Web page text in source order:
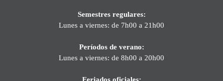
Semestres regulares:
Lunes a viernes: de 7h00 a 21h00
Períodos de verano:
Lunes a viernes: de 8h00 a 20h00
Feriados oficiales: